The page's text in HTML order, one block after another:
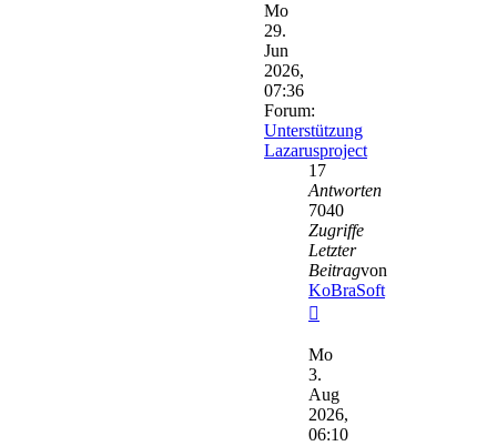
Mo
29.
Jun
2026,
07:36
Forum:
Unterstützung
Lazarusproject
17
Antworten
7040
Zugriffe
Letzter
Beitragvon
KoBraSoft
Beitrag
Mo
3.
Aug
2026,
06:10